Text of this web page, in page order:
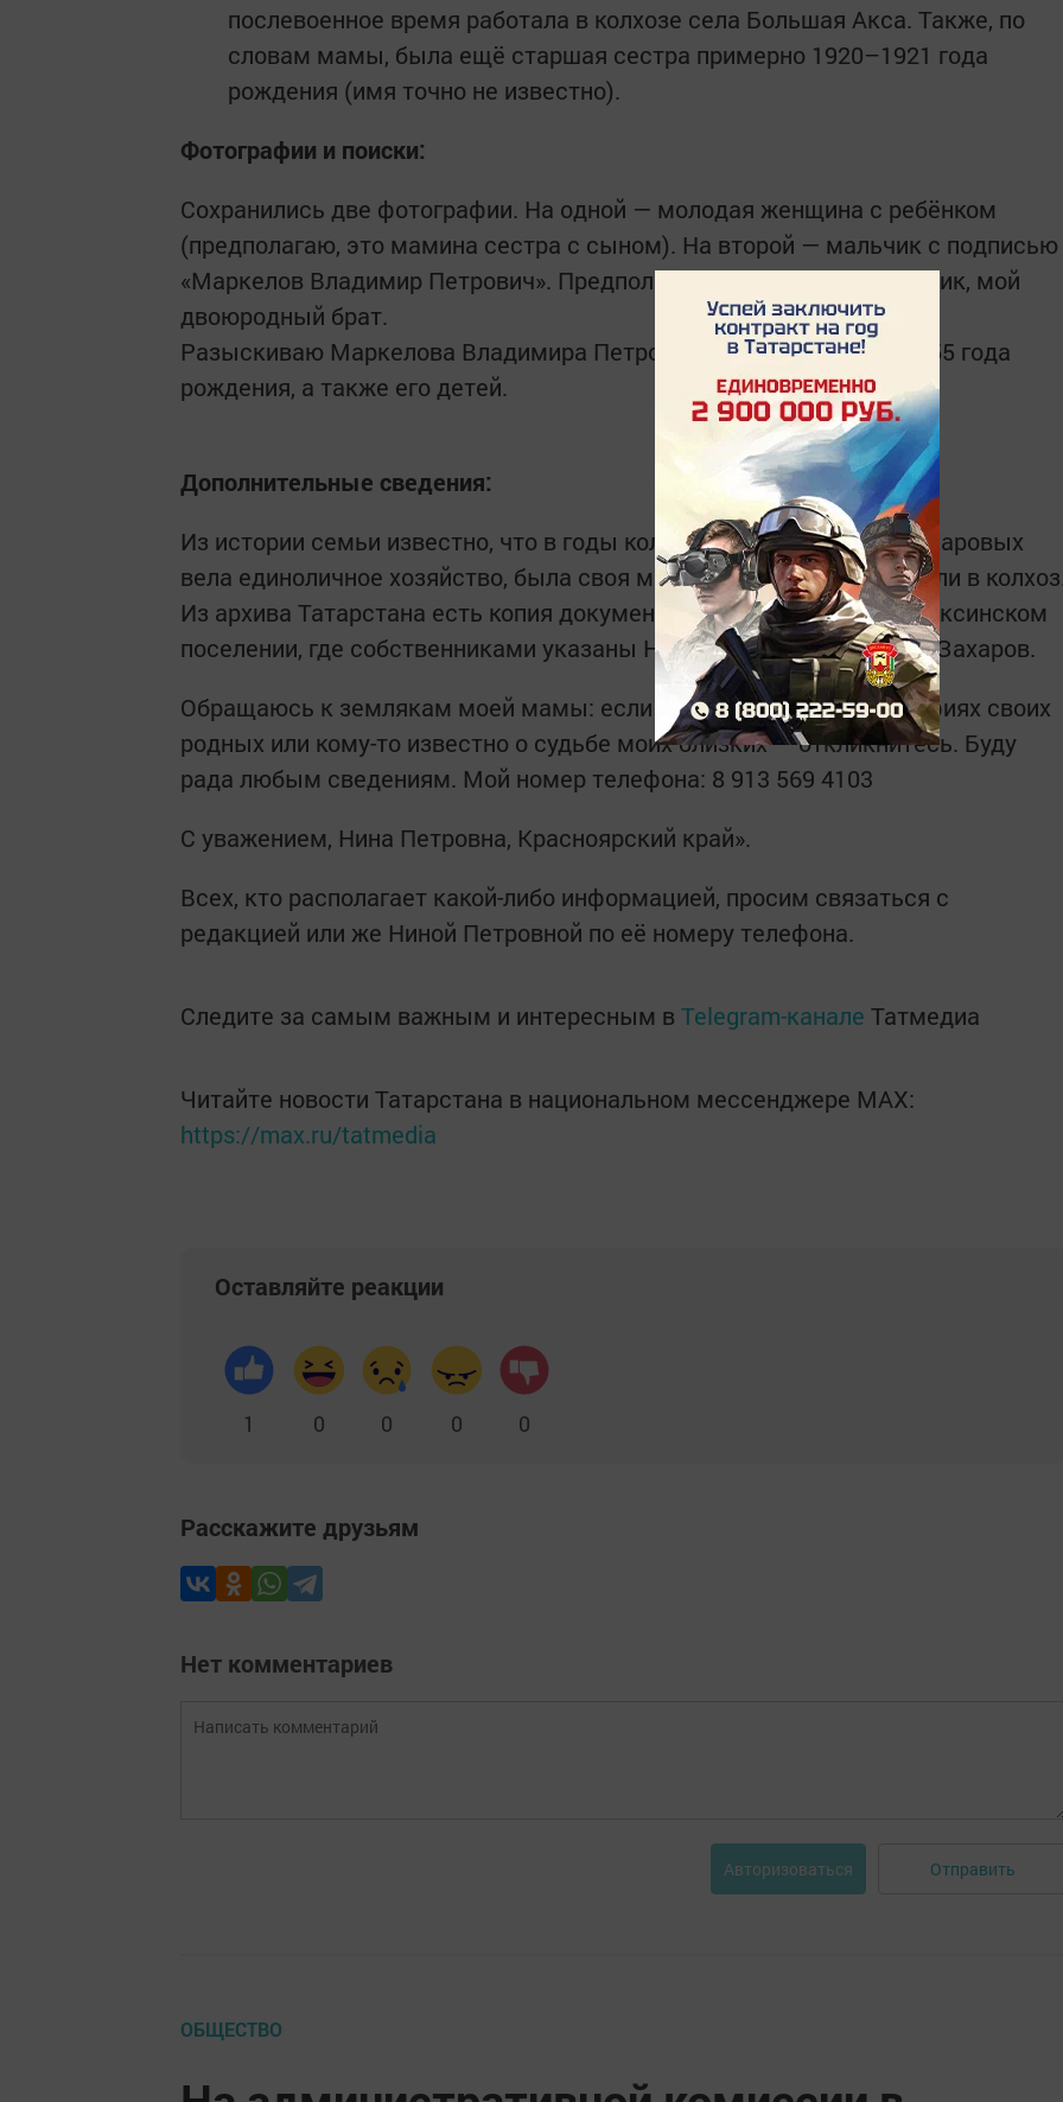
послевоенное время работала в колхозе села Большая Акса. Также, по
словам мамы, была ещё старшая сестра примерно 1920–1921 года
рождения (имя точно не известно).
Фотографии и поиски:
Сохранились две фотографии. На одной — молодая женщина с ребёнком
(предполагаю, это мамина сестра с сыном). На второй — мальчик с подписью
«Маркелов Владимир Петрович». Предполагаю, это мамин племянник, мой
двоюродный брат.
Разыскиваю Маркелова Владимира Петровича примерно 1950–1955 года
рождения, а также его детей.
Дополнительные сведения:
Из истории семьи известно, что в годы коллективизации семья Захаровых
вела единоличное хозяйство, была своя мельница. Позднее вступили в
Из архива Татарстана есть копия документа о мельнице в Большеаксинском
поселении, где собственниками указаны Николай Савельев и Илья Захаров.
Обращаюсь к землякам моей мамы: если кто-то узнал на фотографиях своих
родных или кому-то известно о судьбе моих близких — откликнитесь. Буду
рада любым сведениям. Мой номер телефона: 8 913 569 4103
С уважением, Нина Петровна, Красноярский край».
Всех, кто располагает какой-либо информацией, просим связаться с
редакцией или же Ниной Петровной по её номеру телефона.
Следите за самым важным и интересным в Telegram-канале Татмедиа
Читайте новости Татарстана в национальном мессенджере MАХ:
https://max.ru/tatmedia
Оставляйте реакции
1 0 0 0 0
Расскажите друзьям
Нет комментариев
Авторизоваться Отправить
ОБЩЕСТВО